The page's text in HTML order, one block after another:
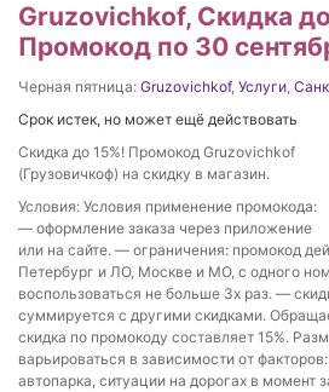
Gruzovichkof, Скидка
Промокод по 30
Черная пятница: Gruzovichkof, Услуги,
Срок истек, но может ещё действовать
Скидка до 15%! Промокод Gruzovichkof
(Грузовичкоф) на скидку в магазин.
Условия: Условия применение промокода:
— оформление заказа через приложение
или на сайте. — ограничения: промокод
Петербург и ЛО, Москве и МО, с одного
воспользоваться не больше 3х раз. —
суммируется с другими скидками.
скидка по промокоду составляет 15%.
варьироваться в зависимости от
автопарка, ситуации на дорогах в момент